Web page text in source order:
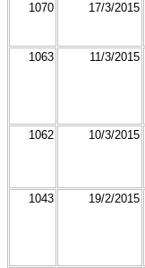
1070 17/3/2015
1063 11/3/2015
1062 10/3/2015
1043 19/2/2015